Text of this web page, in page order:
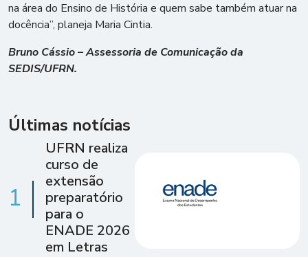
na área do Ensino de História e quem sabe também atuar na
docência”, planeja Maria Cintia.
Bruno Cássio – Assessoria de Comunicação da
SEDIS/UFRN.
Últimas notícias
1
UFRN realiza
curso de
extensão
preparatório
para o
ENADE 2026
em Letras